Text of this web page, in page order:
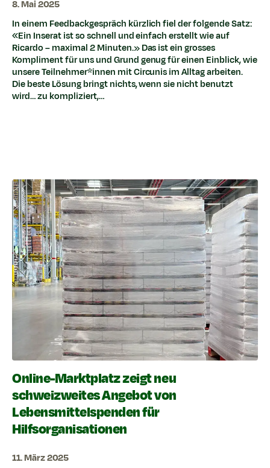
8. Mai 2025
In einem Feedbackgespräch kürzlich fiel der folgende Satz:
«Ein Inserat ist so schnell und einfach erstellt wie auf
Ricardo – maximal 2 Minuten.» Das ist ein grosses
Kompliment für uns und Grund genug für einen Einblick, wie
unsere Teilnehmer*innen mit Circunis im Alltag arbeiten.
Die beste Lösung bringt nichts, wenn sie nicht benutzt
wird… zu kompliziert,…
Online-Marktplatz zeigt neu
schweizweites Angebot von
Lebensmittelspenden für
Hilfsorganisationen
11. März 2025